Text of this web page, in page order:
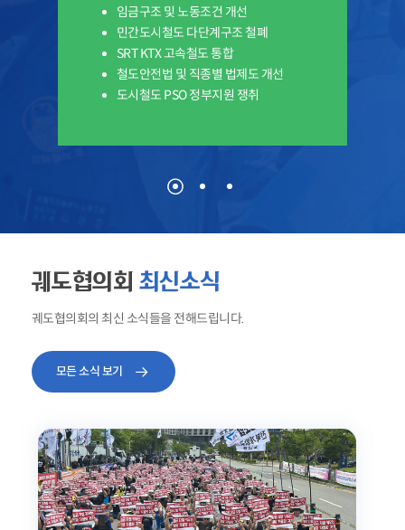
임금구조 및 노동조건 개선
민간도시철도 다단계구조 철폐
SRT KTX 고속철도 통합
철도안전법 및 직종별 법제도 개선
도시철도 PSO 정부지원 쟁취
궤도협의회 최신소식
궤도협의회의 최신 소식들을 전해드립니다.
모든 소식 보기